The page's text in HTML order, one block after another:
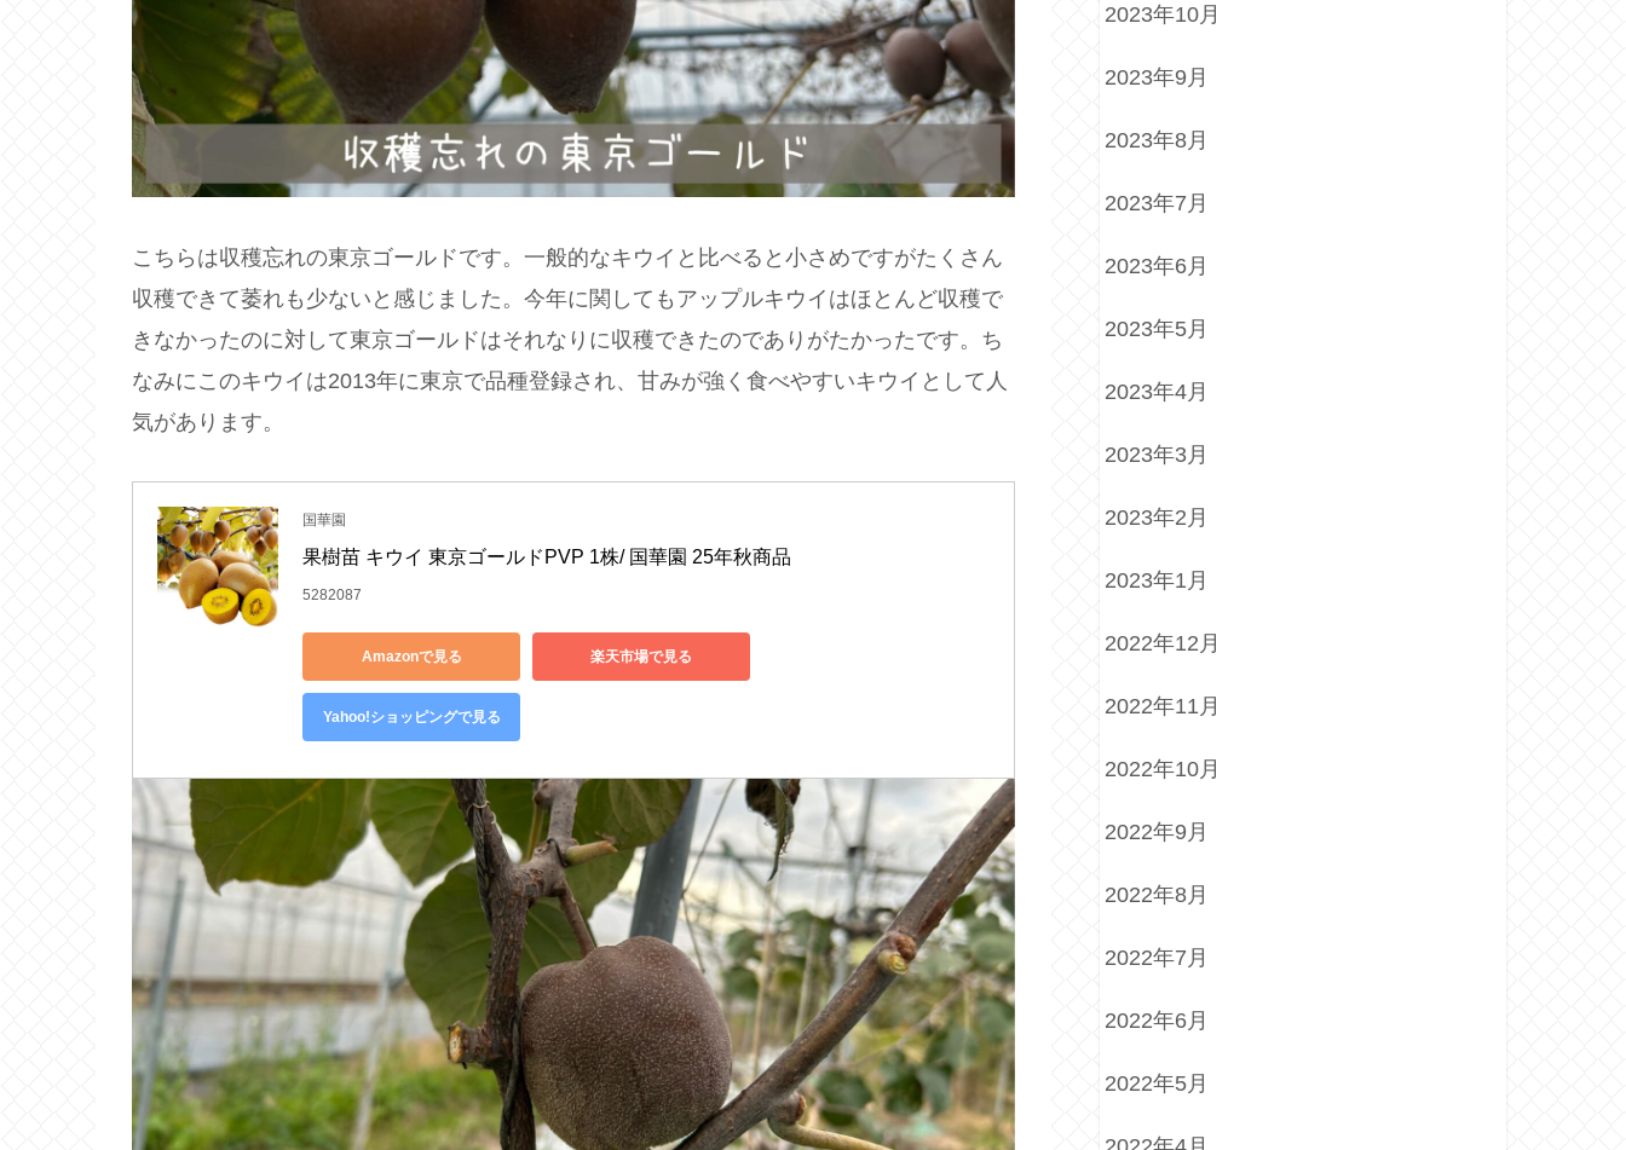
こちらは収穫忘れの東京ゴールドです。一般的なキウイと比べると小さめですがたくさん
収穫できて萎れも少ないと感じました。今年に関してもアップルキウイはほとんど収穫で
きなかったのに対して東京ゴールドはそれなりに収穫できたのでありがたかったです。ち
なみにこのキウイは2013年に東京で品種登録され、甘みが強く食べやすいキウイとして人
気があります。
国華園
果樹苗 キウイ 東京ゴールドPVP 1株/ 国華園 25年秋商品
5282087
Amazonで見る 楽天市場で見る
Yahoo!ショッピングで見る
2023年10月
2023年9月
2023年8月
2023年7月
2023年6月
2023年5月
2023年4月
2023年3月
2023年2月
2023年1月
2022年12月
2022年11月
2022年10月
2022年9月
2022年8月
2022年7月
2022年6月
2022年5月